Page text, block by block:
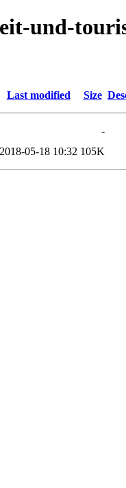
und-
Last modified Size
-
2018-05-18 10:32 105K